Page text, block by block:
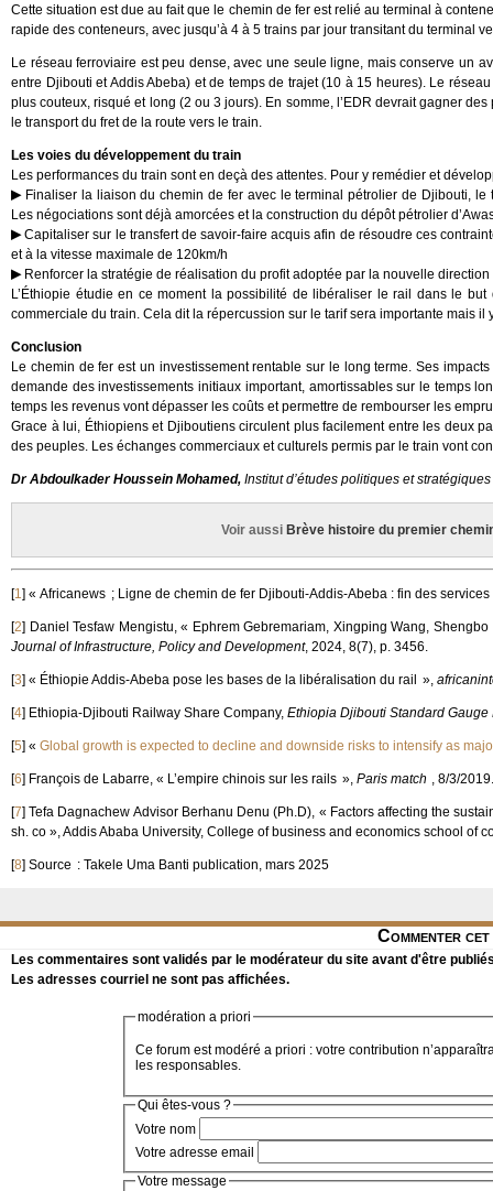
Cette situation est due au fait que le chemin de fer est relié au terminal à
rapide des conteneurs, avec jusqu’à 4 à 5 trains par jour transitant du terminal
Le réseau ferroviaire est peu dense, avec une seule ligne, mais conserve un
entre Djibouti et Addis Abeba) et de temps de trajet (10 à 15 heures). Le
plus couteux, risqué et long (2 ou 3 jours). En somme, l’EDR devrait gagner
le transport du fret de la route vers le train.
Les voies du développement du train
Les performances du train sont en deçà des attentes. Pour y remédier et
Finaliser la liaison du chemin de fer avec le terminal pétrolier de Djibouti,
Les négociations sont déjà amorcées et la construction du dépôt pétrolier
Capitaliser sur le transfert de savoir-faire acquis afin de résoudre ces
et à la vitesse maximale de 120km/h
Renforcer la stratégie de réalisation du profit adoptée par la nouvelle
L’Éthiopie étudie en ce moment la possibilité de libéraliser le rail dans le
commerciale du train. Cela dit la répercussion sur le tarif sera importante mais
Conclusion
Le chemin de fer est un investissement rentable sur le long terme. Ses
demande des investissements initiaux important, amortissables sur le temps
temps les revenus vont dépasser les coûts et permettre de rembourser les
Grace à lui, Éthiopiens et Djiboutiens circulent plus facilement entre les deux
des peuples. Les échanges commerciaux et culturels permis par le train vont
Dr Abdoulkader Houssein Mohamed, Institut d’études politiques et
Voir aussi Brève histoire du premier
[1] « Africanews ; Ligne de chemin de fer Djibouti-Addis-Abeba : fin des
[2] Daniel Tesfaw Mengistu, « Ephrem Gebremariam, Xingping Wang,
Journal of Infrastructure, Policy and Development, 2024, 8(7), p. 3456.
[3] « Éthiopie Addis-Abeba pose les bases de la libéralisation du rail »,
[4] Ethiopia-Djibouti Railway Share Company, Ethiopia Djibouti Standard
[5] « Global growth is expected to decline and downside risks to intensify as
[6] François de Labarre, « L’empire chinois sur les rails », Paris match , 8/3/2019.
[7]Tefa Dagnachew Advisor Berhanu Denu (Ph.D), « Factors affecting the
sh. co », Addis Ababa University, College of business and economics school of
[8] Source : Takele Uma Banti publication, mars 2025
Commenter
Les commentaires sont validés par le modérateur du site avant d'être
Les adresses courriel ne sont pas affichées.
modération a priori
Ce forum est modéré a priori : votre contribution
les responsables.
Qui êtes-vous ?
Votre nom
Votre adresse email
Votre message